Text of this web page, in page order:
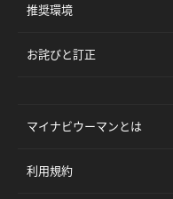
推奨環境
お詫びと訂正
マイナビウーマンとは
利用規約